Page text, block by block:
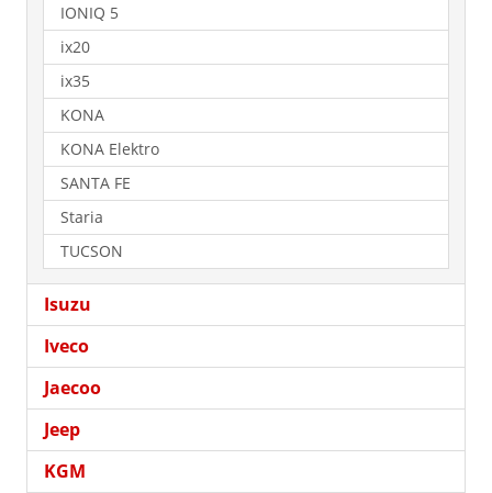
IONIQ 5
ix20
ix35
KONA
KONA Elektro
SANTA FE
Staria
TUCSON
Isuzu
Iveco
Jaecoo
Jeep
KGM